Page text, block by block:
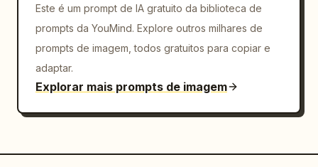
Este é um prompt de IA gratuito da biblioteca de
prompts da YouMind. Explore outros milhares de
prompts de imagem, todos gratuitos para copiar e
adaptar.
Explorar mais prompts de imagem